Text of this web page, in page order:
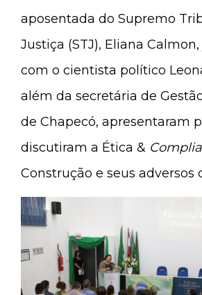
aposentada do Supremo
Justiça (STJ), Eliana
com o cientista político
além da secretária de
de Chapecó, apresentaram
discutiram a Ética &
Construção e seus adversos